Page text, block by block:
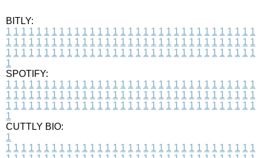
BITLY:
1 1 1 1 1 1 1 1 1 1 1 1 1 1 1 1 1 1 1 1 1 1 1 1 1 1 1 1 1 1 1 1 1
1 1 1 1 1 1 1 1 1 1 1 1 1 1 1 1 1 1 1 1 1 1 1 1 1 1 1 1 1 1 1 1 1
1 1 1 1 1 1 1 1 1 1 1 1 1 1 1 1 1 1 1 1 1 1 1 1 1 1 1 1 1 1 1 1 1
1
SPOTIFY:
1 1 1 1 1 1 1 1 1 1 1 1 1 1 1 1 1 1 1 1 1 1 1 1 1 1 1 1 1 1 1 1 1
1 1 1 1 1 1 1 1 1 1 1 1 1 1 1 1 1 1 1 1 1 1 1 1 1 1 1 1 1 1 1 1 1
1 1 1 1 1 1 1 1 1 1 1 1 1 1 1 1 1 1 1 1 1 1 1 1 1 1 1 1 1 1 1 1 1
1
CUTTLY BIO:
1
1 1 1 1 1 1 1 1 1 1 1 1 1 1 1 1 1 1 1 1 1 1 1 1 1 1 1 1 1 1 1 1 1